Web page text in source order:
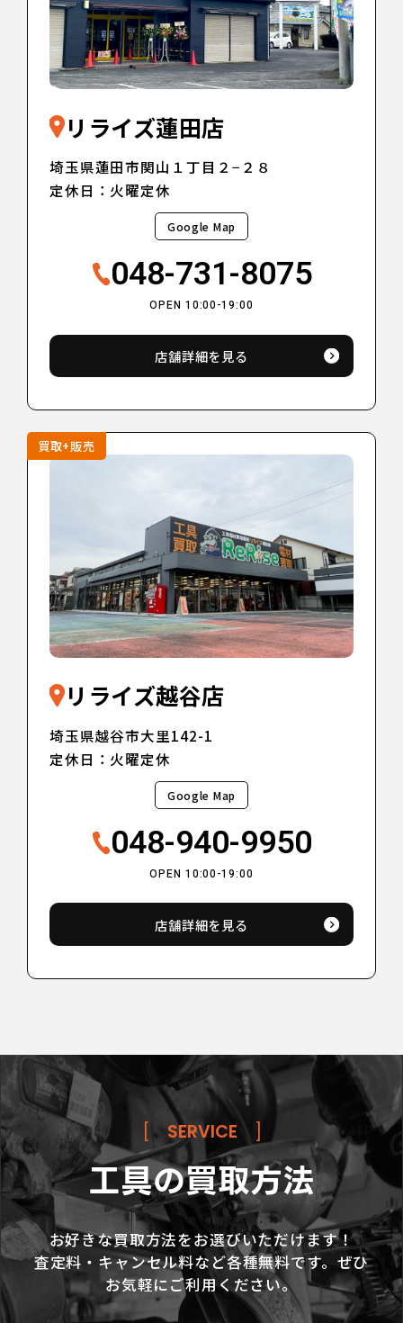
リライズ蓮田店
埼玉県蓮田市関山１丁目２−２８
定休日：火曜定休
Google Map
048-731-8075
OPEN 10:00-19:00
店舗詳細を見る
買取+販売
リライズ越谷店
埼玉県越谷市大里142-1
定休日：火曜定休
Google Map
048-940-9950
OPEN 10:00-19:00
店舗詳細を見る
SERVICE
工具の買取方法
お好きな買取方法をお選びいただけます！
査定料・キャンセル料など各種無料です。ぜひ
お気軽にご利用ください。
LINE査定
お問い合わせ